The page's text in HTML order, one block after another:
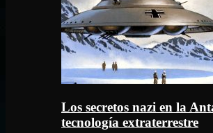
Los secretos nazi en la
tecnología extraterrestre